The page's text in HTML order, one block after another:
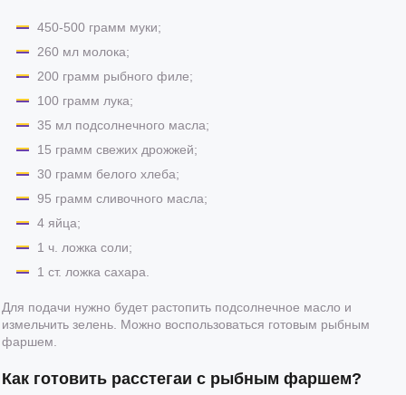
450-500 грамм муки;
260 мл молока;
200 грамм рыбного филе;
100 грамм лука;
35 мл подсолнечного масла;
15 грамм свежих дрожжей;
30 грамм белого хлеба;
95 грамм сливочного масла;
4 яйца;
1 ч. ложка соли;
1 ст. ложка сахара.
Для подачи нужно будет растопить подсолнечное масло и
измельчить зелень. Можно воспользоваться готовым рыбным
фаршем.
Как готовить расстегаи с рыбным фаршем?